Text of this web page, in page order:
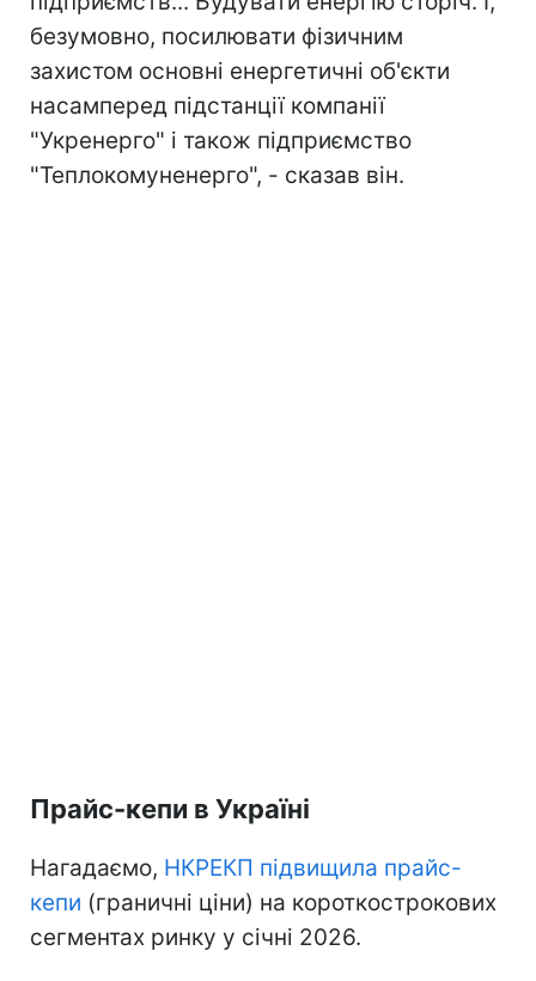
безумовно, посилювати фізичним
захистом основні енергетичні об'єкти
насамперед підстанції компанії
"Укренерго" і також підприємство
"Теплокомуненерго", - сказав він.
Прайс-кепи в Україні
Нагадаємо, НКРЕКП підвищила прайс-
кепи (граничні ціни) на короткострокових
сегментах ринку у січні 2026.